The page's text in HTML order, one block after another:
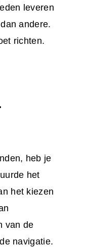
leveren
andere.
richten.
heb je
het
het kiezen
van de
navigatie.